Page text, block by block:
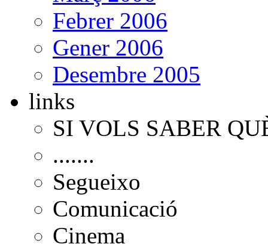
Febrer 2006
Gener 2006
Desembre 2005
links
SI VOLS SABER
.......
Segueixo
Comunicació
Cinema